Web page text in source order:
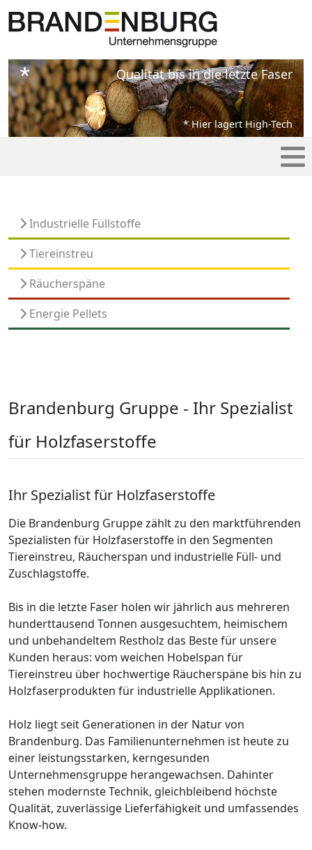
* Hier lagert High-Tech
Qualität bis in die letzte Faser
Industrielle Füllstoffe
Tiereinstreu
Räucherspäne
Energie Pellets
Brandenburg Gruppe - Ihr Spezialist
für Holzfaserstoffe
Ihr Spezialist für Holzfaserstoffe
Die Brandenburg Gruppe zählt zu den marktführenden
Spezialisten für Holzfaserstoffe in den Segmenten
Tiereinstreu, Räucherspan und industrielle Füll- und
Zuschlagstoffe.
Bis in die letzte Faser holen wir jährlich aus mehreren
hunderttausend Tonnen ausgesuchtem, heimischem
und unbehandeltem Restholz das Beste für unsere
Kunden heraus: vom weichen Hobelspan für
Tiereinstreu über hochwertige Räucherspäne bis hin zu
Holzfaserprodukten für industrielle Applikationen.
Holz liegt seit Generationen in der Natur von
Brandenburg. Das Familienunternehmen ist heute zu
einer leistungsstarken, kerngesunden
Unternehmensgruppe herangewachsen. Dahinter
stehen modernste Technik, gleichbleibend höchste
Qualität, zuverlässige Lieferfähigkeit und umfassendes
Know-how.